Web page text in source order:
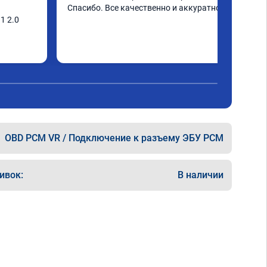
2.0
и с 6/5
работе
Спасибо. Все качественно и аккуратно.
OBD PCM VR / Подключение к разъему ЭБУ PCM
В наличии